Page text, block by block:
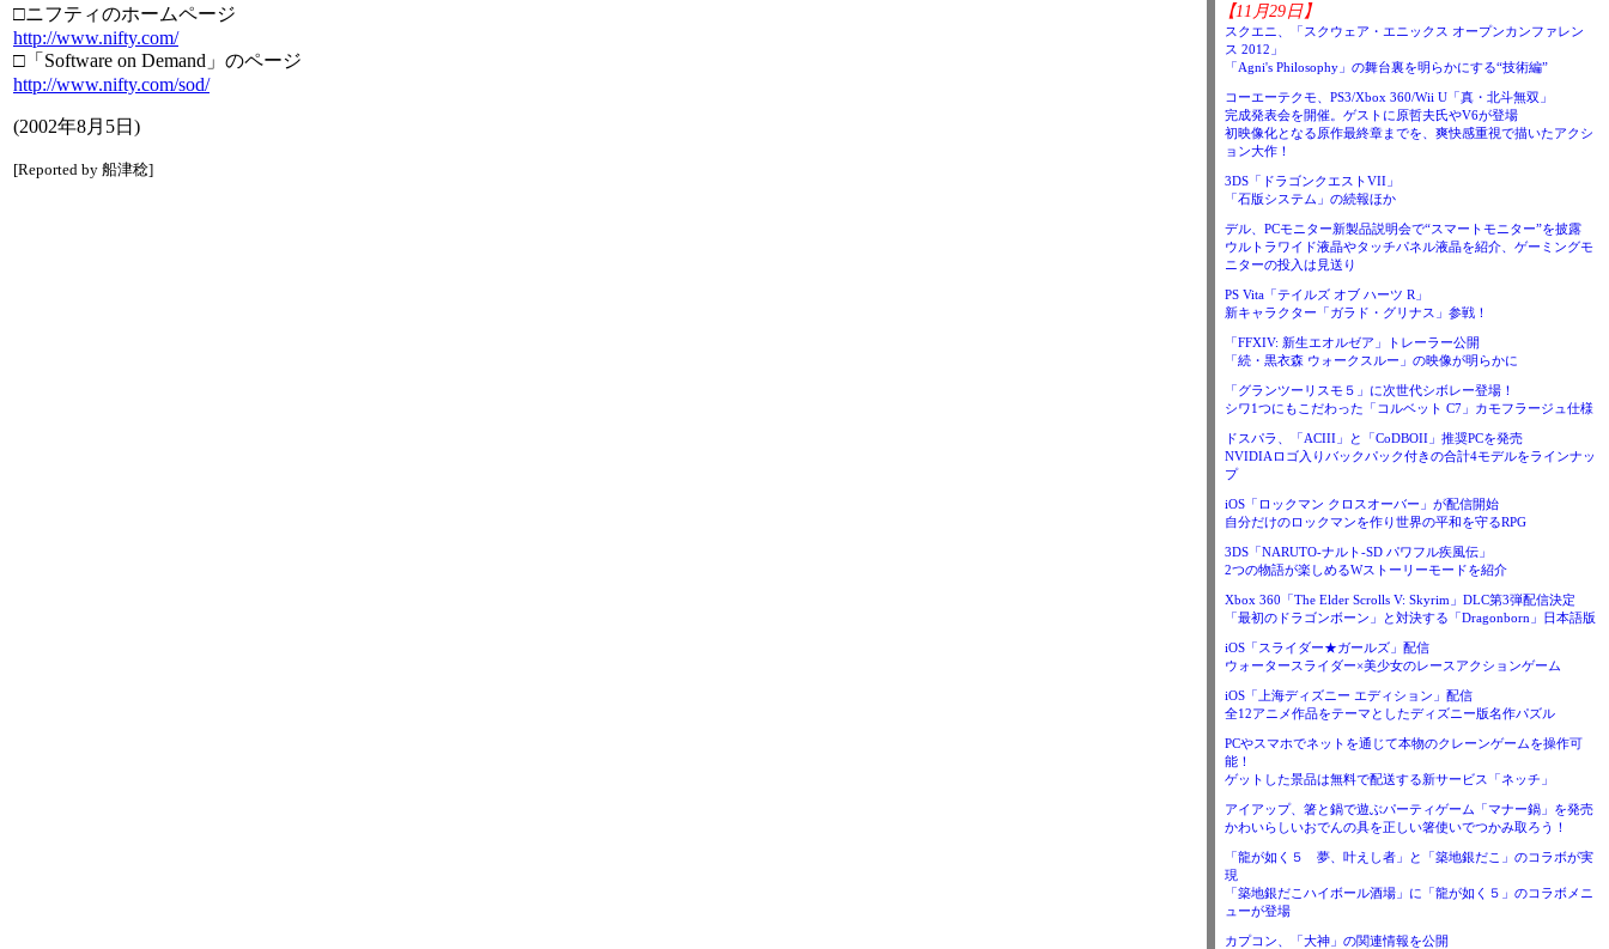
□ニフティのホームページ
http://www.nifty.com/
□「Software on Demand」のページ
http://www.nifty.com/sod/
(2002年8月5日)
[Reported by 船津稔]
【11月29日】
スクエニ、「スクウェア・エニックス オープンカンファレン
ス 2012」
「Agni's Philosophy」の舞台裏を明らかにする“技術編”
コーエーテクモ、PS3/Xbox 360/Wii U「真・北斗無双」
完成発表会を開催。ゲストに原哲夫氏やV6が登場
初映像化となる原作最終章までを、爽快感重視で描いたアクシ
ョン大作！
3DS「ドラゴンクエストVII」
「石版システム」の続報ほか
デル、PCモニター新製品説明会で“スマートモニター”を披露
ウルトラワイド液晶やタッチパネル液晶を紹介、ゲーミングモ
ニターの投入は見送り
PS Vita「テイルズ オブ ハーツ R」
新キャラクター「ガラド・グリナス」参戦！
「FFXIV: 新生エオルゼア」トレーラー公開
「続・黒衣森 ウォークスルー」の映像が明らかに
「グランツーリスモ５」に次世代シボレー登場！
シワ1つにもこだわった「コルベット C7」カモフラージュ仕様
ドスパラ、「ACIII」と「CoDBOII」推奨PCを発売
NVIDIAロゴ入りバックパック付きの合計4モデルをラインナッ
プ
iOS「ロックマン クロスオーバー」が配信開始
自分だけのロックマンを作り世界の平和を守るRPG
3DS「NARUTO-ナルト-SD パワフル疾風伝」
2つの物語が楽しめるWストーリーモードを紹介
Xbox 360「The Elder Scrolls V: Skyrim」DLC第3弾配信決定
「最初のドラゴンボーン」と対決する「Dragonborn」日本語版
iOS「スライダー★ガールズ」配信
ウォータースライダー×美少女のレースアクションゲーム
iOS「上海ディズニー エディション」配信
全12アニメ作品をテーマとしたディズニー版名作パズル
PCやスマホでネットを通じて本物のクレーンゲームを操作可
能！
ゲットした景品は無料で配送する新サービス「ネッチ」
アイアップ、箸と鍋で遊ぶパーティゲーム「マナー鍋」を発売
かわいらしいおでんの具を正しい箸使いでつかみ取ろう！
「龍が如く５ 夢、叶えし者」と「築地銀だこ」のコラボが実
現
「築地銀だこハイボール酒場」に「龍が如く５」のコラボメニ
ューが登場
カプコン、「大神」の関連情報を公開